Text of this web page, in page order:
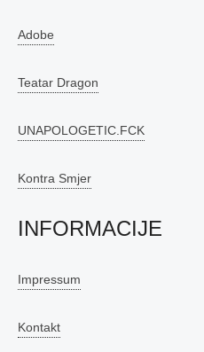
Adobe
Teatar Dragon
UNAPOLOGETIC.FCK
Kontra Smjer
INFORMACIJE
Impressum
Kontakt